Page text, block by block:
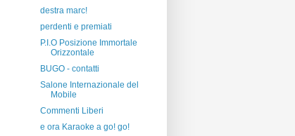
destra marc!
perdenti e premiati
P.I.O Posizione Immortale
Orizzontale
BUGO - contatti
Salone Internazionale del
Mobile
Commenti Liberi
e ora Karaoke a go! go!